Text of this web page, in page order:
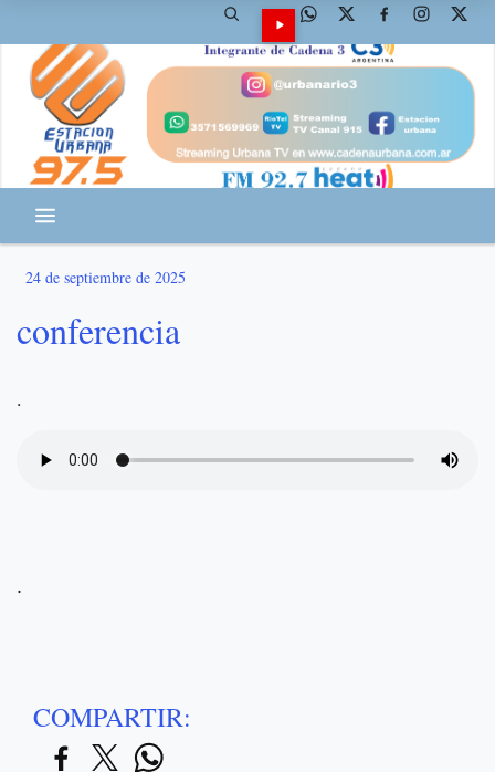
24 de septiembre de 2025
conferencia
.
.
COMPARTIR: